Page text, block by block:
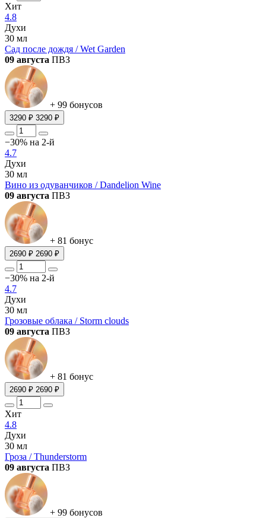
Хит
4.8
Духи
30 мл
Сад после дождя / Wet Garden
09 августа ПВЗ
+ 99 бонусов
3290 ₽ 3290 ₽
−30% на 2-й
4.7
Духи
30 мл
Вино из одуванчиков / Dandelion Wine
09 августа ПВЗ
+ 81 бонус
2690 ₽ 2690 ₽
−30% на 2-й
4.7
Духи
30 мл
Грозовые облака / Storm clouds
09 августа ПВЗ
+ 81 бонус
2690 ₽ 2690 ₽
Хит
4.8
Духи
30 мл
Гроза / Thunderstorm
09 августа ПВЗ
+ 99 бонусов